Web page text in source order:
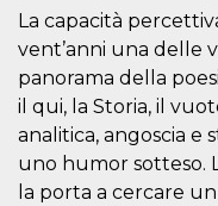
La capacità
vent’anni una delle
panorama della
il qui, la Storia, il
analitica, angoscia e
uno humor sotteso.
la porta a cercare